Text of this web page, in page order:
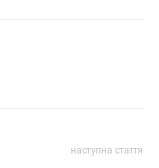
наступна стаття